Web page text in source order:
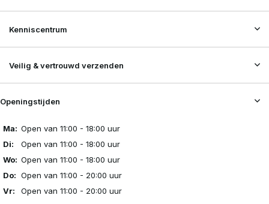
Kenniscentrum
Veilig & vertrouwd verzenden
Openingstijden
Ma: Open van 11:00 - 18:00 uur
Di:
Open van 11:00 - 18:00 uur
Wo: Open van 11:00 - 18:00 uur
Do: Open van 11:00 - 20:00 uur
Vr:
Open van 11:00 - 20:00 uur